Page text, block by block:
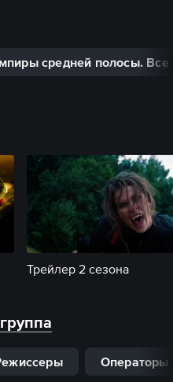
средней полосы. Все
Трейлер 2 сезона
Операторы